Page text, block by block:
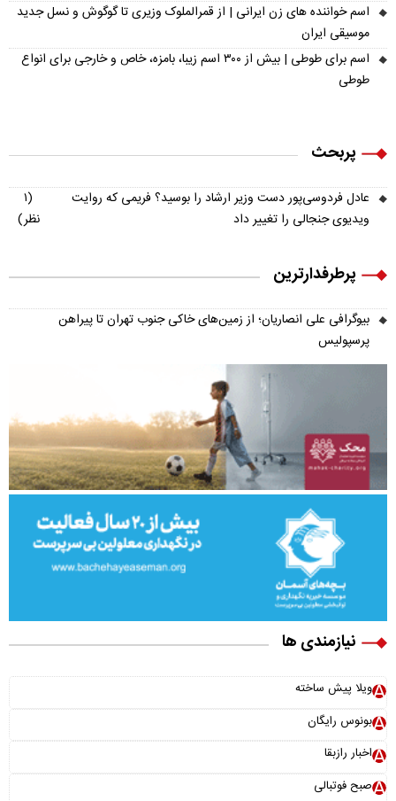
اسم خواننده های زن ایرانی | از قمرالملوک وزیری تا گوگوش و نسل جدید
موسیقی ایران
اسم برای طوطی | بیش از ۳۰۰ اسم زیبا، بامزه، خاص و خارجی برای انواع
طوطی
پربحث
عادل فردوسی‌پور دست وزیر ارشاد را بوسید؟ فریمی که روایت
ویدیوی جنجالی را تغییر داد
(۱
نظر)
پرطرفدارترین
بیوگرافی علی انصاریان؛ از زمین‌های خاکی جنوب تهران تا پیراهن
پرسپولیس
نیازمندی ها
ویلا پیش ساخته
بونوس رایگان
اخبار رازبقا
صبح فوتبالی